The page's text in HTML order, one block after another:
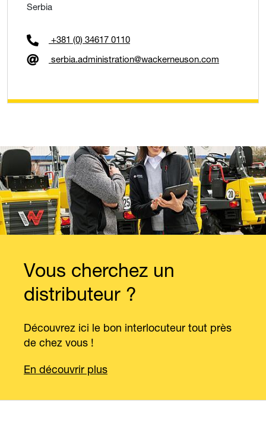
Serbia
+381 (0) 34617 0110
serbia.administration@wackerneuson.com
Vous cherchez un
distributeur ?
Découvrez ici le bon interlocuteur tout près
de chez vous !
En découvrir plus